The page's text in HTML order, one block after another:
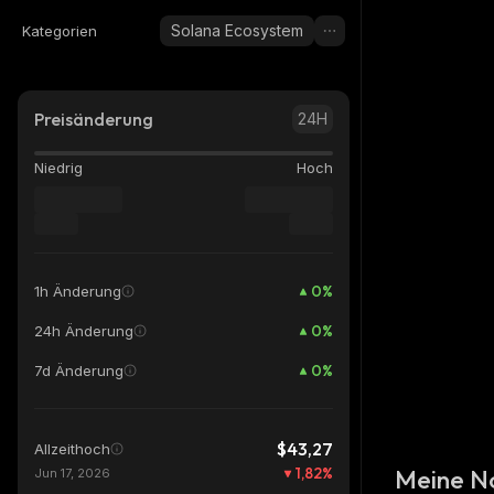
Kategorien Solana Ecosystem
Preisänderung 24H
Niedrig Hoch
1h Änderung 0%
24h Änderung 0%
7d Änderung 0%
Allzeithoch $43,27
Jun 17, 2026 1,82% Meine